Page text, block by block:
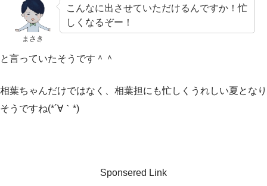
まさき
こんなに出させていただけるんですか！忙
しくなるぞー！
と言っていたそうです＾＾
相葉ちゃんだけではなく、相葉担にも忙しくうれしい夏となり
そうですね(*´∀｀*)
Sponsered Link